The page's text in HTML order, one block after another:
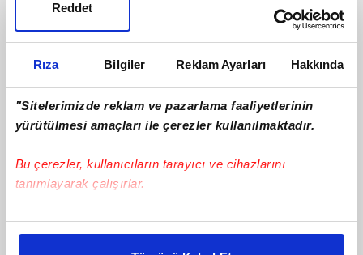
Rıza Bilgiler Reklam Ayarları Hakkında
"Sitelerimizde reklam ve pazarlama faaliyetlerinin
yürütülmesi amaçları ile çerezler kullanılmaktadır.
Bu çerezler, kullanıcıların tarayıcı ve cihazlarını
tanımlayarak çalışırlar.
Bu çerezlere izin vermeniz halinde sizlere özel
Reddet
yanıt!